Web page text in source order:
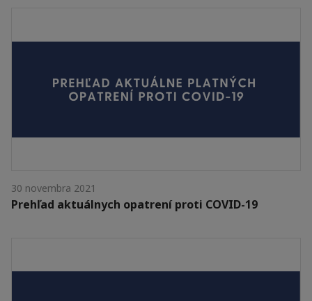
30 novembra 2021
Prehľad aktuálnych opatrení proti COVID-19